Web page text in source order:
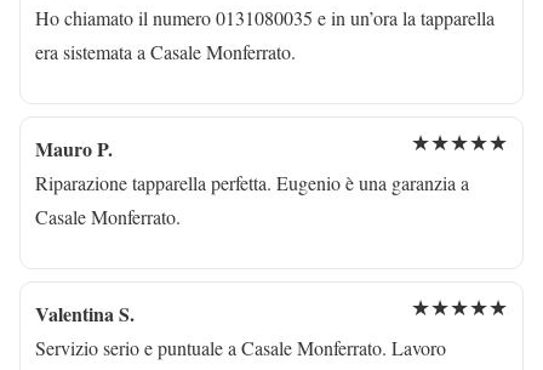
Ho chiamato il numero 0131080035 e in un’ora la tapparella
era sistemata a Casale Monferrato.
Mauro P. ★★★★★
Riparazione tapparella perfetta. Eugenio è una garanzia a
Casale Monferrato.
Valentina S. ★★★★★
Servizio serio e puntuale a Casale Monferrato. Lavoro